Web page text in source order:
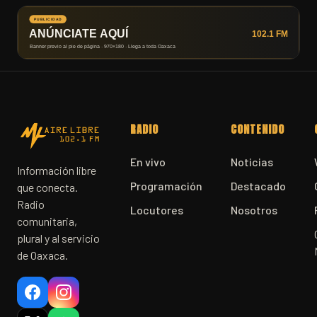
Información libre
que conecta.
Radio
comunitaria,
plural y al servicio
de Oaxaca.
RADIO
En vivo
Programación
Locutores
CONTENIDO
Noticias
Destacado
Nosotros